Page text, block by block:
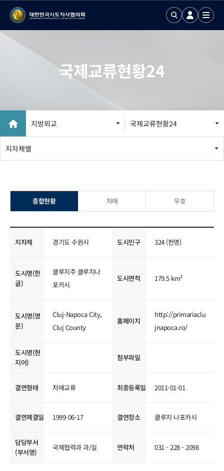
지방외교 추진
국제업무24
국제기구회의
국제교류현황
국제교류현황24
지방외교 국제교류현황24
지자체별
종합현황 자매 우호
지자체 경기도 수원시 도시인구 324 (천명)
도시명(한
글)
클루지주 클루지나
포카시
도시면적 179.5 km²
도시명(영
문)
Cluj-Napoca City,
Cluj County
홈페이지
http://primariaclu
jnapoca.ro/
도시명(현
지어)
첨부파일
결연형태 자매교류 최종등록일 2011-01-01
결연체결일 1999-06-17 결연장소 클루지 나포카시
담당부서
(부서명)
국제협력과 과/실 연락처 031 - 228 - 2098